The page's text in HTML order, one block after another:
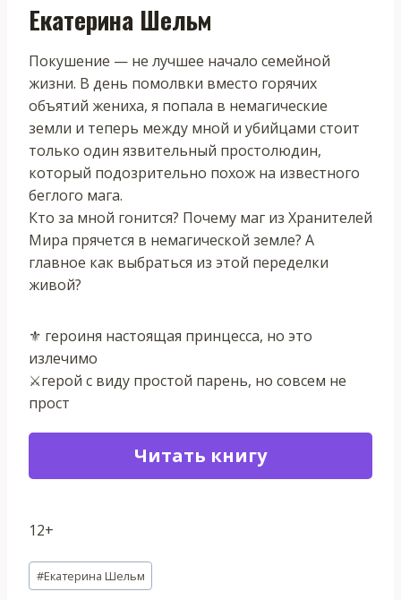
Екатерина Шельм
Покушение — не лучшее начало семейной
жизни. В день помолвки вместо горячих
объятий жениха, я попала в немагические
земли и теперь между мной и убийцами стоит
только один язвительный простолюдин,
который подозрительно похож на известного
беглого мага.
Кто за мной гонится? Почему маг из Хранителей
Мира прячется в немагической земле? А
главное как выбраться из этой переделки
живой?
⚜️ героиня настоящая принцесса, но это
излечимо
⚔️герой с виду простой парень, но совсем не
прост
Читать книгу
12+
Метки
записи:
#Екатерина Шельм